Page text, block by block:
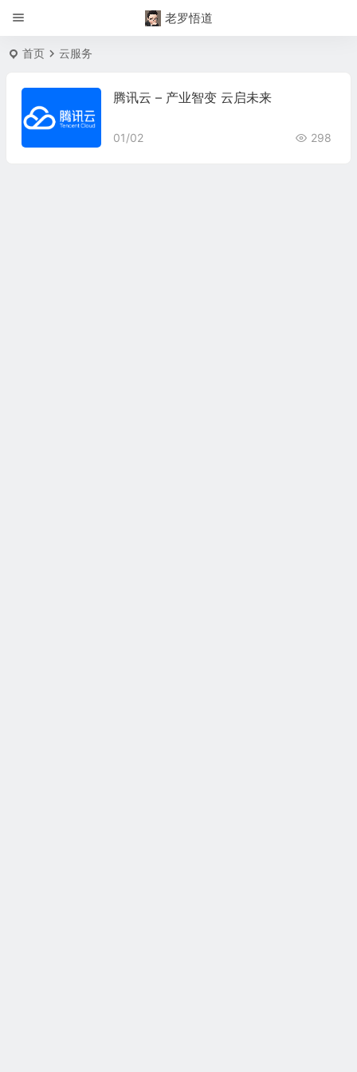
老罗悟道
首页 云服务
腾讯云 – 产业智变 云启未来
01/02 298